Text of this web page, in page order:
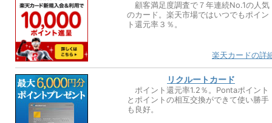
顧客満足度調査で７年連続No.1の人気
のカード。楽天市場ではいつでもポイン
ト還元率３％。
楽天カードの詳
リクルートカード
ポイント還元率1.2％。Pontaポイント
とポイントの相互交換ができて使い勝手
も良好。